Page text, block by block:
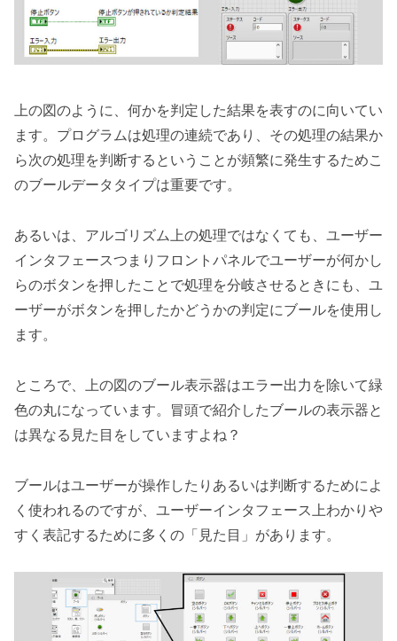
上の図のように、何かを判定した結果を表すのに向いてい
ます。プログラムは処理の連続であり、その処理の結果か
ら次の処理を判断するということが頻繁に発生するためこ
のブールデータタイプは重要です。
あるいは、アルゴリズム上の処理ではなくても、ユーザー
インタフェースつまりフロントパネルでユーザーが何かし
らのボタンを押したことで処理を分岐させるときにも、ユ
ーザーがボタンを押したかどうかの判定にブールを使用し
ます。
ところで、上の図のブール表示器はエラー出力を除いて緑
色の丸になっています。冒頭で紹介したブールの表示器と
は異なる見た目をしていますよね？
ブールはユーザーが操作したりあるいは判断するためによ
く使われるのですが、ユーザーインタフェース上わかりや
すく表記するために多くの「見た目」があります。